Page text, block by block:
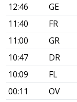
12:46
GE
11:40
FR
11:00
GR
10:47
DR
10:09
FL
00:11
OV